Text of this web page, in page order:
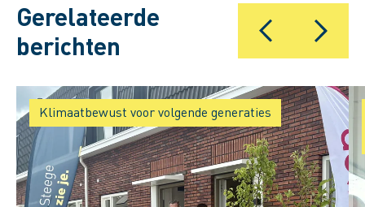
Gerelateerde
berichten
Klimaatbewust voor volgende generaties